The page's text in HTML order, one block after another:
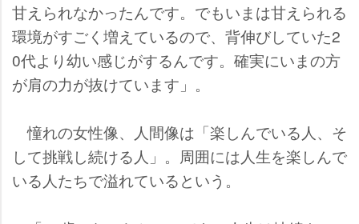
甘えられなかったんです。でもいまは甘えられる
環境がすごく増えているので、背伸びしていた2
0代より幼い感じがするんです。確実にいまの方
が肩の力が抜けています」。
憧れの女性像、人間像は「楽しんでいる人、そ
して挑戦し続ける人」。周囲には人生を楽しんで
いる人たちで溢れているという。